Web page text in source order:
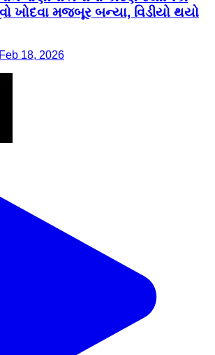
ખોદવા મજબૂર બન્યા, વિડીયો થયો
18, 2026